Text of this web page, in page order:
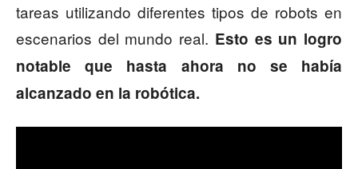
tareas utilizando diferentes tipos de robots en
escenarios del mundo real. Esto es un logro
notable que hasta ahora no se había
alcanzado en la robótica.